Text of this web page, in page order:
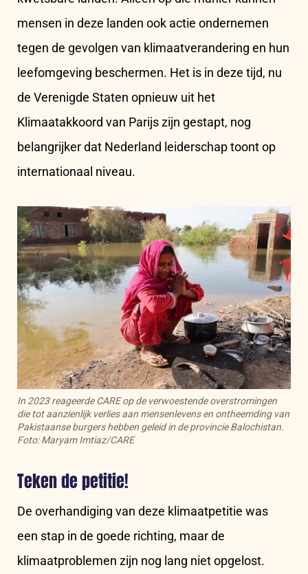
mensen in deze landen ook actie ondernemen
tegen de gevolgen van klimaatverandering en hun
leefomgeving beschermen. Het is in deze tijd, nu
de Verenigde Staten opnieuw uit het
Klimaatakkoord van Parijs zijn gestapt, nog
belangrijker dat Nederland leiderschap toont op
internationaal niveau.
In 2023 reageerde CARE op de verwoestende overstromingen
die tot aanzienlijk verlies aan mensenlevens en ontheemding van
Pakistaanse burgers hebben geleid in de provincie Balochistan.
Foto: Maryam Imtiaz/CARE
Teken de petitie!
De overhandiging van deze klimaatpetitie was
een stap in de goede richting, maar de
klimaatproblemen zijn nog lang niet opgelost.